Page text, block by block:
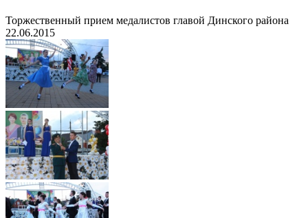
Торжественный прием медалистов главой Динского района
22.06.2015